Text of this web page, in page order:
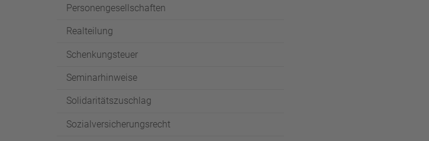
Personengesellschaften
Realteilung
Schenkungsteuer
Seminarhinweise
Solidaritätszuschlag
Sozialversicherungsrecht